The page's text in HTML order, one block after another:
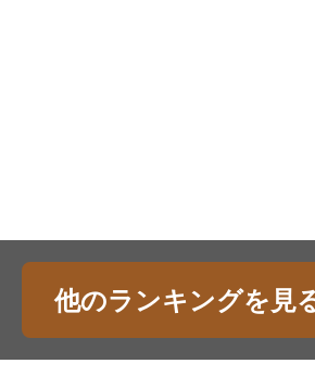
他のランキングを見